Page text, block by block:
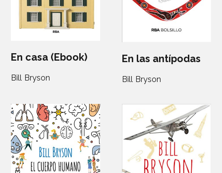
En casa (Ebook)
Bill Bryson
En las antípodas
Bill Bryson